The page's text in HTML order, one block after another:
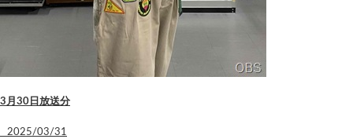
3月30日放送分
2025/03/31